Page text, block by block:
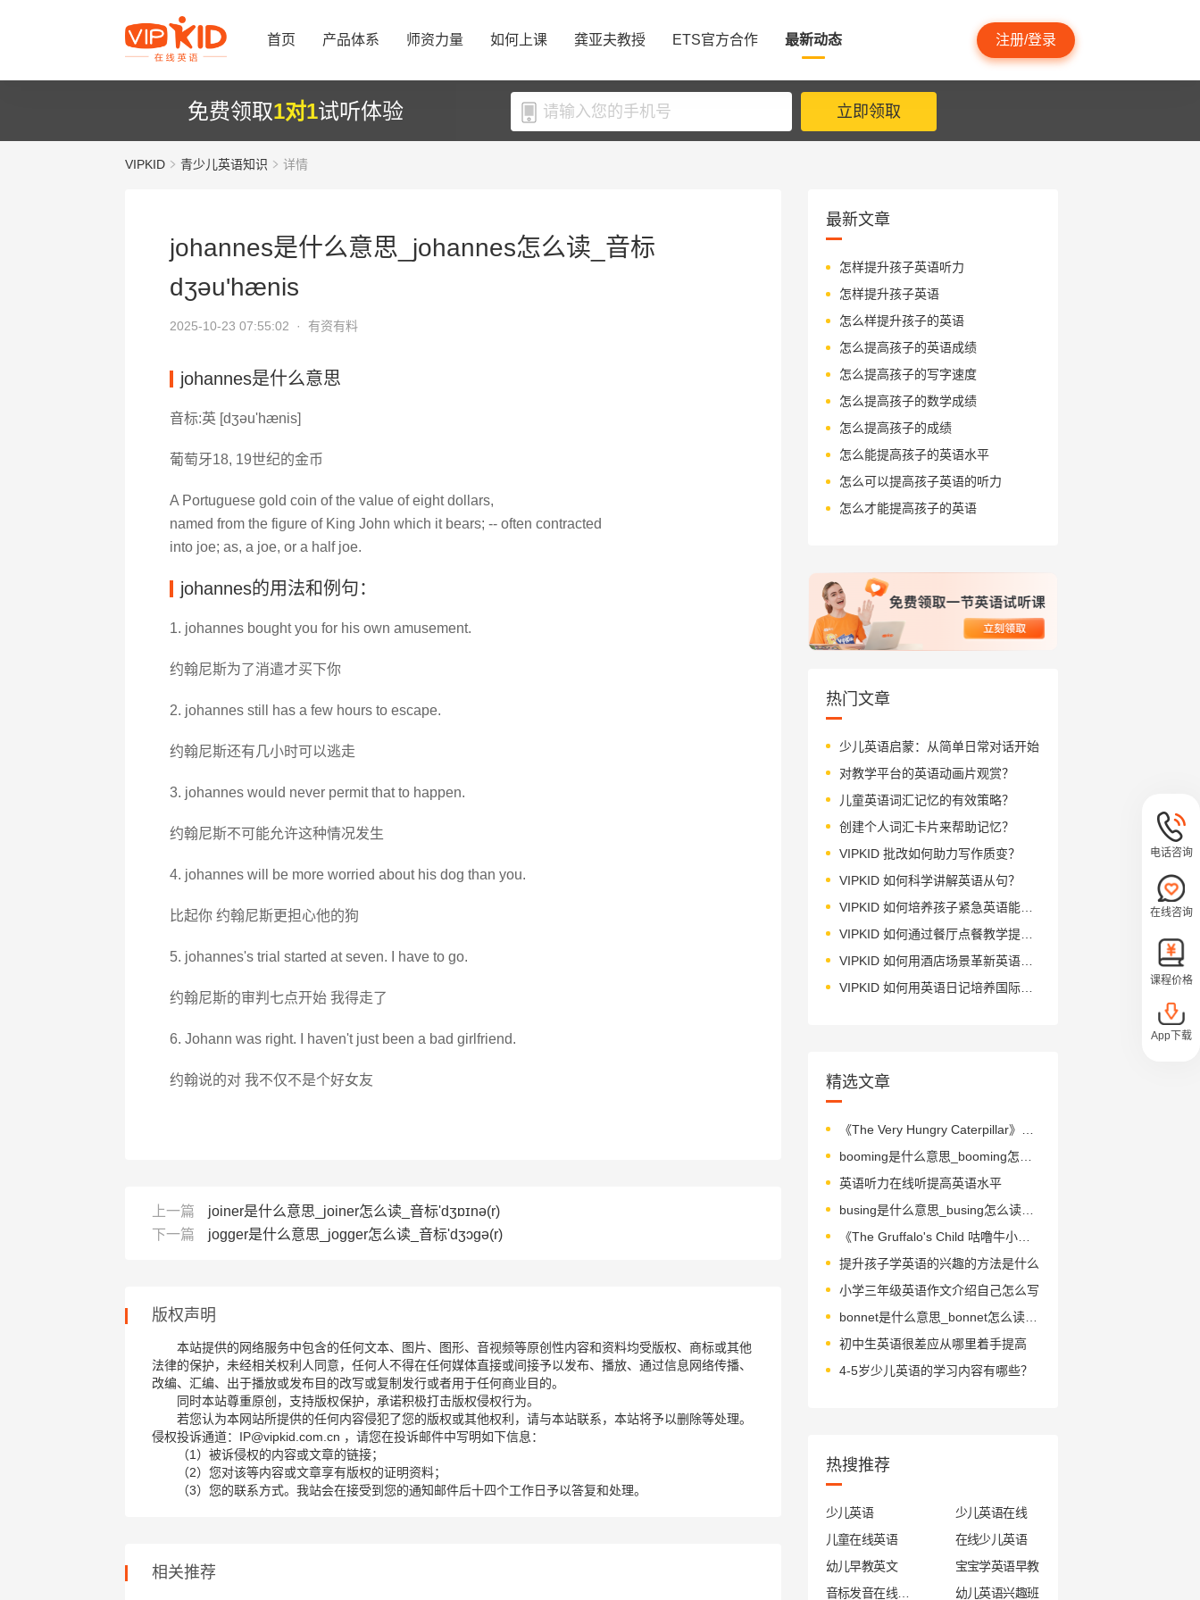
首页 产品体系 师资力量 如何上课 龚亚夫教授 ETS官方合作 最新动态 注册/登录
免费领取1对1试听体验 立即领取
VIPKID 青少儿英语知识 详情
johannes是什么意思_johannes怎么读_音标
dʒәu'hænis
2025-10-23 07:55:02 · 有资有料
johannes是什么意思
音标:英 [dʒәu'hænis]
葡萄牙18, 19世纪的金币
A Portuguese gold coin of the value of eight dollars,
named from the figure of King John which it bears; -- often contracted
into joe; as, a joe, or a half joe.
johannes的用法和例句：
1. johannes bought you for his own amusement.
约翰尼斯为了消遣才买下你
2. johannes still has a few hours to escape.
约翰尼斯还有几小时可以逃走
3. johannes would never permit that to happen.
约翰尼斯不可能允许这种情况发生
4. johannes will be more worried about his dog than you.
比起你 约翰尼斯更担心他的狗
5. johannes's trial started at seven. I have to go.
约翰尼斯的审判七点开始 我得走了
6. Johann was right. I haven't just been a bad girlfriend.
约翰说的对 我不仅不是个好女友
上一篇
joiner是什么意思_joiner怎么读_音标'dʒɒɪnə(r)
下一篇
jogger是什么意思_jogger怎么读_音标'dʒɔɡә(r)
版权声明
本站提供的网络服务中包含的任何文本、图片、图形、音视频等原创性内容和资料均受版权、商标或其他
法律的保护，未经相关权利人同意，任何人不得在任何媒体直接或间接予以发布、播放、通过信息网络传播、
改编、汇编、出于播放或发布目的改写或复制发行或者用于任何商业目的。
同时本站尊重原创，支持版权保护，承诺积极打击版权侵权行为。
若您认为本网站所提供的任何内容侵犯了您的版权或其他权利，请与本站联系，本站将予以删除等处理。
侵权投诉通道：IP@vipkid.com.cn ，请您在投诉邮件中写明如下信息：
（1）被诉侵权的内容或文章的链接；
（2）您对该等内容或文章享有版权的证明资料；
（3）您的联系方式。我站会在接受到您的通知邮件后十四个工作日予以答复和处理。
相关推荐
最新文章
怎样提升孩子英语听力
怎样提升孩子英语
怎么样提升孩子的英语
怎么提高孩子的英语成绩
怎么提高孩子的写字速度
怎么提高孩子的数学成绩
怎么提高孩子的成绩
怎么能提高孩子的英语水平
怎么可以提高孩子英语的听力
怎么才能提高孩子的英语
热门文章
少儿英语启蒙：从简单日常对话开始
对教学平台的英语动画片观赏？
儿童英语词汇记忆的有效策略？
创建个人词汇卡片来帮助记忆？
VIPKID 批改如何助力写作质变？
VIPKID 如何科学讲解英语从句？
VIPKID 如何培养孩子紧急英语能力？
VIPKID 如何通过餐厅点餐教学提升少儿英语应用能力？
VIPKID 如何用酒店场景革新英语教学？
VIPKID 如何用英语日记培养国际化人才？
精选文章
英语听力在线听提高英语水平
busing是什么意思_busing怎么读_音标ˈbʌsɪŋ
《The Gruffalo's Child 咕噜牛小妞妞》绘本简介
提升孩子学英语的兴趣的方法是什么
小学三年级英语作文介绍自己怎么写
bonnet是什么意思_bonnet怎么读_音标'bɒnɪt
初中生英语很差应从哪里着手提高
4-5岁少儿英语的学习内容有哪些？
热搜推荐
少儿英语
少儿英语在线
儿童在线英语
在线少儿英语
幼儿早教英文
宝宝学英语早教
幼儿英语兴趣班
电话咨询
在线咨询
课程价格
App下载